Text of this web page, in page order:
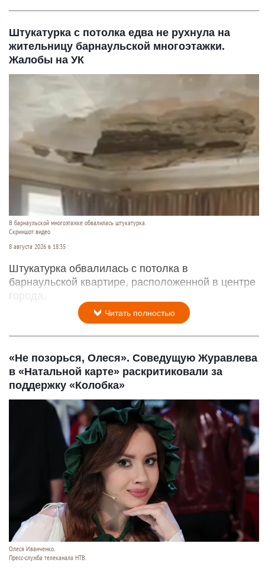
Штукатурка с потолка едва не рухнула на
жительницу барнаульской многоэтажки.
Жалобы на УК
В барнаульской многоэтажке обвалилась штукатурка.
Скриншот видео
8 августа 2026 в 18:35
Штукатурка обвалилась с потолка в
барнаульской квартире, расположенной в центре
города.
Читать полностью
«Не позорься, Олеся». Соведущую Журавлева
в «Натальной карте» раскритиковали за
поддержку «Колобка»
Олеся Иванченко.
Пресс-служба телеканала НТВ.